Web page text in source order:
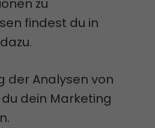
zu
findest du in
dazu.
der Analysen von
dein Marketing